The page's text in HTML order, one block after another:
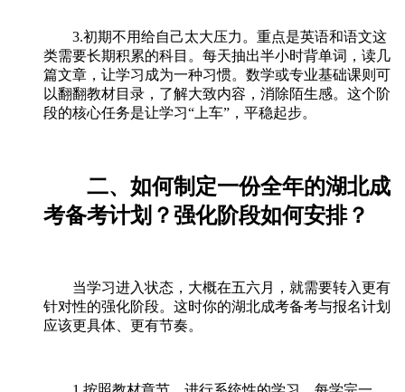
3.初期不用给自己太大压力。重点是英语和语文这
类需要长期积累的科目。每天抽出半小时背单词，读几
篇文章，让学习成为一种习惯。数学或专业基础课则可
以翻翻教材目录，了解大致内容，消除陌生感。这个阶
段的核心任务是让学习“上车”，平稳起步。
二、如何制定一份全年的湖北成
考备考计划？强化阶段如何安排？
当学习进入状态，大概在五六月，就需要转入更有
针对性的强化阶段。这时你的湖北成考备考与报名计划
应该更具体、更有节奏。